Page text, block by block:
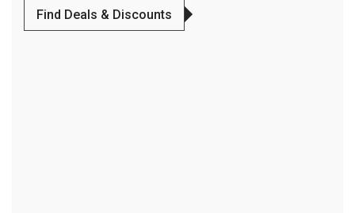
Find Deals & Discounts